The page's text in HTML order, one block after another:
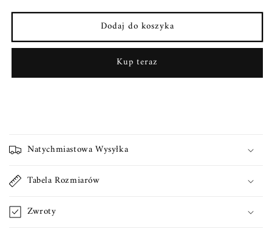
kupoworki
Cream&quot;
kupoworki
,,Cozy
Cream&quot;
Dodaj do koszyka
Kup teraz
w
i
a
n
a
Natychmiastowa Wysyłka
Tabela Rozmiarów
Zwroty